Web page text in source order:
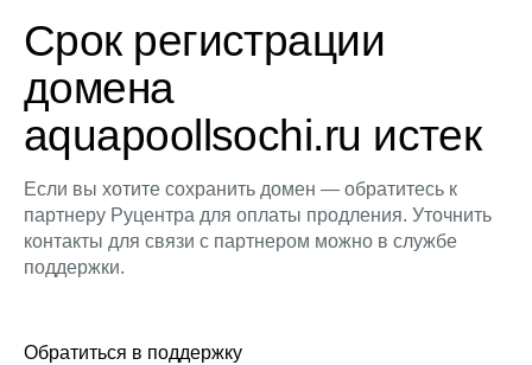
Срок регистрации
домена
aquapoollsochi.ru истек
Если вы хотите сохранить домен — обратитесь к
партнеру Руцентра для оплаты продления. Уточнить
контакты для связи с партнером можно в службе
поддержки.
Обратиться в поддержку